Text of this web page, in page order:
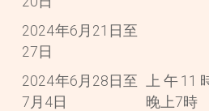
上午11
晚上7時
2024年6月21日至
27日
2024年6月28日至
7月4日